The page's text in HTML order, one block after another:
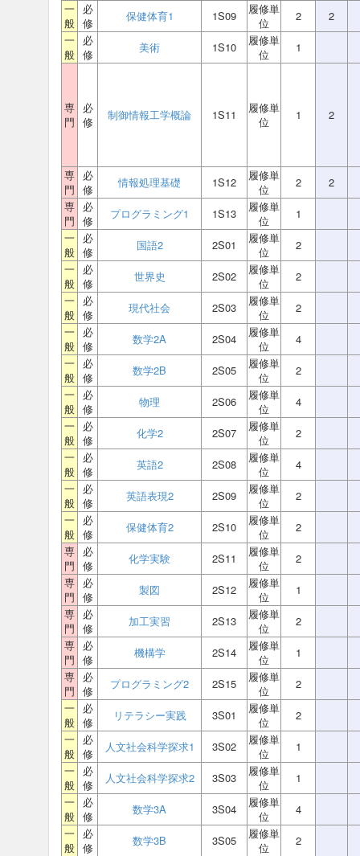
一
般
必
修
保健体育1 1S09
履修単
位
2
2
一
般
必
修
美術 1S10
履修単
位
1
専
門
必
修
制御情報工学概論 1S11
履修単
位
1 2
専
門
必
修
情報処理基礎 1S12
履修単
位
2
2
専
門
必
修
プログラミング1 1S13
履修単
位
1
一
般
必
修
国語2 2S01
履修単
位
2
一
般
必
修
世界史 2S02
履修単
位
2
一
般
必
修
現代社会 2S03
履修単
位
2
一
般
必
修
数学2A 2S04
履修単
位
4
一
般
必
修
数学2B 2S05
履修単
位
2
一
般
必
修
物理 2S06
履修単
位
4
一
般
必
修
化学2 2S07
履修単
位
2
一
般
必
修
英語2 2S08
履修単
位
4
一
般
必
修
英語表現2 2S09
履修単
位
2
一
般
必
修
保健体育2 2S10
履修単
位
2
専
門
必
修
化学実験 2S11
履修単
位
2
専
門
必
修
製図 2S12
履修単
位
1
専
門
必
修
加工実習 2S13
履修単
位
2
専
門
必
修
機構学 2S14
履修単
位
1
専
門
必
修
プログラミング2 2S15
履修単
位
2
一
般
必
修
リテラシー実践 3S01
履修単
位
2
一
般
必
修
人文社会科学探求1 3S02
履修単
位
1
一
般
必
修
人文社会科学探求2 3S03
履修単
位
1
一
般
必
修
数学3A 3S04
履修単
位
4
一
般
必
修
数学3B 3S05
履修単
位
2